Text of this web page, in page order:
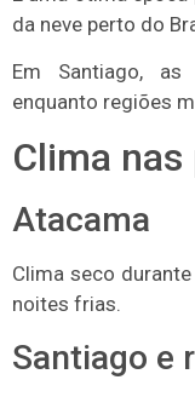
da neve perto do
Em Santiago, as
enquanto regiões
Clima
Atacama
Clima seco
noites frias.
Santiago e